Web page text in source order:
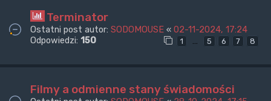
Terminator
Ostatni post autor: SODOMOUSE « 02-11-2024, 17:24
Odpowiedzi: 150 1 … 5 6 7 8
Filmy a odmienne stany świadomości